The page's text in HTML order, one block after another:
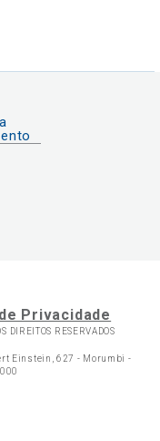
Privacidade
DIREITOS RESERVADOS
Einstein, 627 - Morumbi -